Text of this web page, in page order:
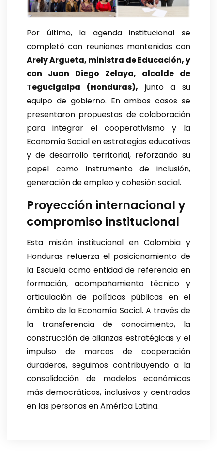
Por último, la agenda institucional se
completó con reuniones mantenidas con
Arely Argueta, ministra de Educación, y
con Juan Diego Zelaya, alcalde de
Tegucigalpa (Honduras), junto a su
equipo de gobierno. En ambos casos se
presentaron propuestas de colaboración
para integrar el cooperativismo y la
Economía Social en estrategias educativas
y de desarrollo territorial, reforzando su
papel como instrumento de inclusión,
generación de empleo y cohesión social.
Proyección internacional y
compromiso institucional
Esta misión institucional en Colombia y
Honduras refuerza el posicionamiento de
la Escuela como entidad de referencia en
formación, acompañamiento técnico y
articulación de políticas públicas en el
ámbito de la Economía Social. A través de
la transferencia de conocimiento, la
construcción de alianzas estratégicas y el
impulso de marcos de cooperación
duraderos, seguimos contribuyendo a la
consolidación de modelos económicos
más democráticos, inclusivos y centrados
en las personas en América Latina.